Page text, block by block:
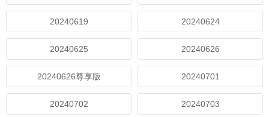
20240619 20240624
20240625 20240626
20240626尊享版 20240701
20240702 20240703